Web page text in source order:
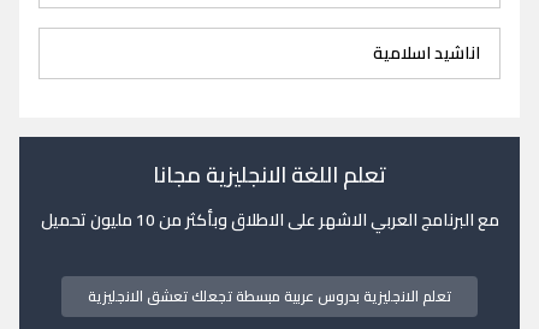
اناشيد اسلامية
تعلم اللغة الانجليزية مجانا
مع البرنامج العربي الاشهر على الاطلاق وبأكثر من 10 مليون تحميل
تعلم الانجليزية بدروس عربية مبسطة تجعلك تعشق الانجليزية